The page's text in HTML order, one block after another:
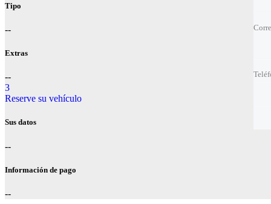
Tipo
--
Extras
--
3
Reserve su vehículo
Sus datos
--
Información de pago
--